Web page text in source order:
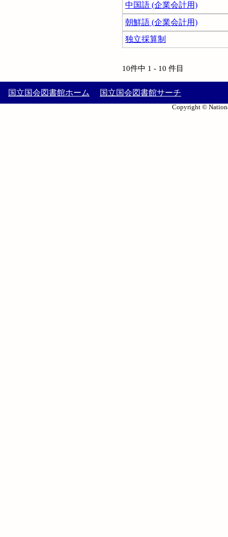
中国語 (企業会計用)
朝鮮語 (企業会計用)
独立採算制
10件中 1 - 10 件目
国立国会図書館ホーム 国立国会図書館サーチ
Copyright ©